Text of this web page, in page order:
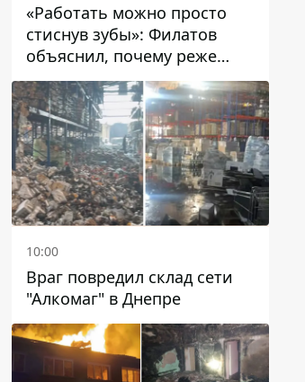
«Работать можно просто
стиснув зубы»: Филатов
объяснил, почему реже
пишет в соцсетях и
раскритиковал медийность
чиновников
10:00
Враг повредил склад сети
"Алкомаг" в Днепре